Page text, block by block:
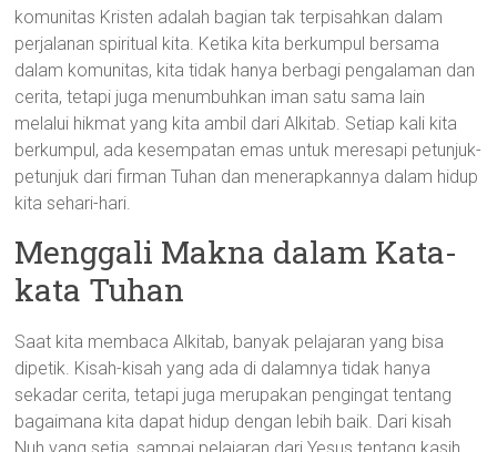
komunitas Kristen adalah bagian tak terpisahkan dalam
perjalanan spiritual kita. Ketika kita berkumpul bersama
dalam komunitas, kita tidak hanya berbagi pengalaman dan
cerita, tetapi juga menumbuhkan iman satu sama lain
melalui hikmat yang kita ambil dari Alkitab. Setiap kali kita
berkumpul, ada kesempatan emas untuk meresapi petunjuk-
petunjuk dari firman Tuhan dan menerapkannya dalam hidup
kita sehari-hari.
Menggali Makna dalam Kata-
kata Tuhan
Saat kita membaca Alkitab, banyak pelajaran yang bisa
dipetik. Kisah-kisah yang ada di dalamnya tidak hanya
sekadar cerita, tetapi juga merupakan pengingat tentang
bagaimana kita dapat hidup dengan lebih baik. Dari kisah